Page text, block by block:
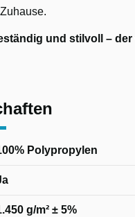
und stilvoll –
Polypropylen
g/m² ± 5%